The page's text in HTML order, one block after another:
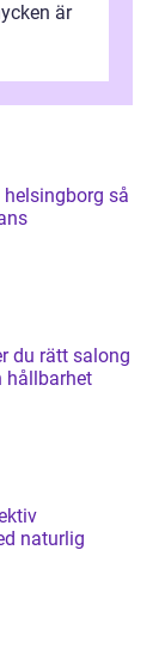
är
så
hållbarhet
naturlig